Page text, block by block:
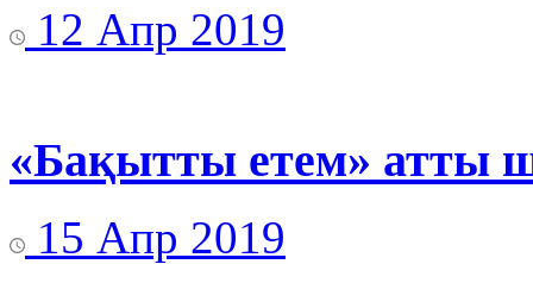
12 Апр 2019
«Бақытты етем» атты
15 Апр 2019